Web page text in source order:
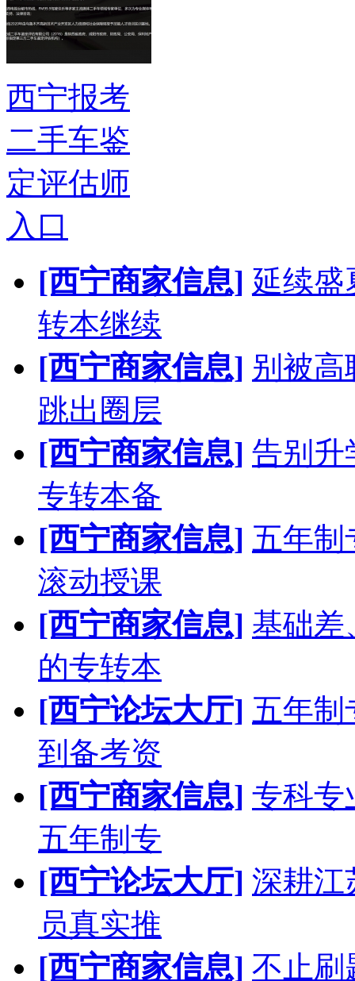
西宁报考
二手车鉴
定评估师
入口
[西宁商家信息] 延续盛
转本继续
[西宁商家信息] 别被高
跳出圈层
[西宁商家信息] 告别升
专转本备
[西宁商家信息] 五年制
滚动授课
[西宁商家信息] 基础差
的专转本
[西宁论坛大厅] 五年制
到备考资
[西宁商家信息] 专科专
五年制专
[西宁论坛大厅] 深耕江
员真实推
[西宁商家信息] 不止刷